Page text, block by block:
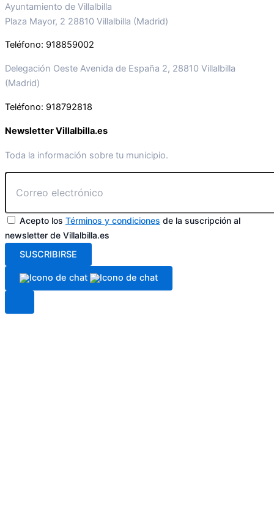
Ayuntamiento de Villalbilla
Plaza Mayor, 2 28810 Villalbilla (Madrid)
Teléfono: 918859002
Delegación Oeste Avenida de España 2, 28810 Villalbilla
(Madrid)
Teléfono: 918792818
Newsletter Villalbilla.es
Toda la información sobre tu municipio.
Acepto los Términos y condiciones de la suscripción al
newsletter de Villalbilla.es
SUSCRIBIRSE